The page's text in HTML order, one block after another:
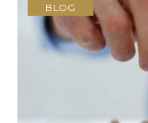
BLOG